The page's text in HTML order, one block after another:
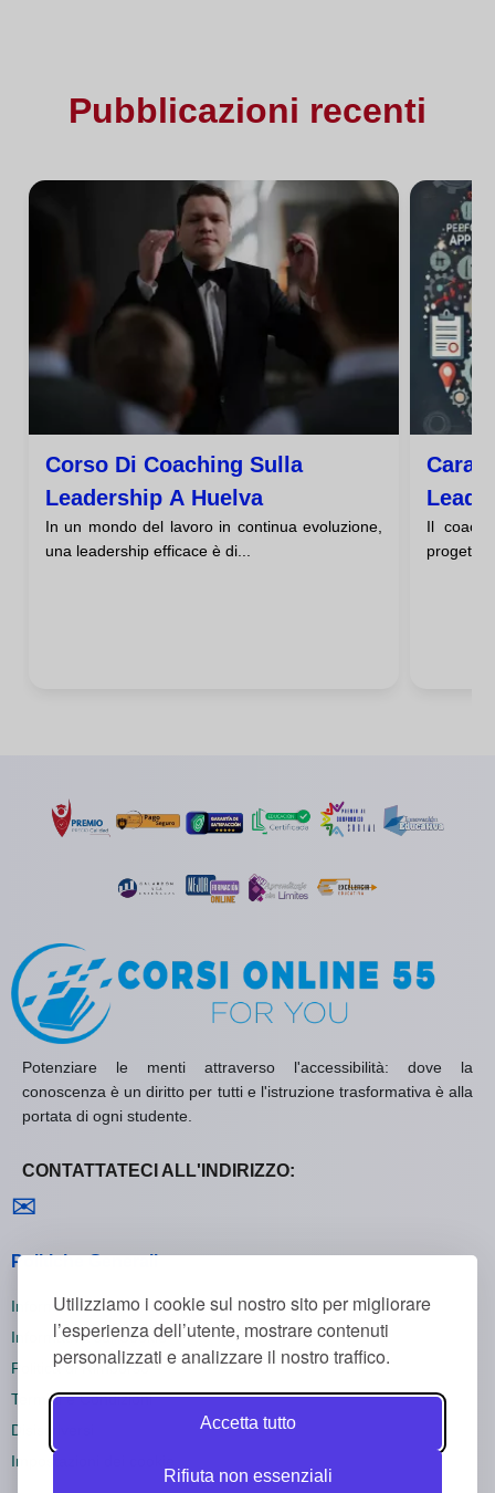
Utilizziamo i cookie sul nostro sito per migliorare
l’esperienza dell’utente, mostrare contenuti
personalizzati e analizzare il nostro traffico.
Accetta tutto
Rifiuta non essenziali
Pubblicazioni recenti
Corso Di Coaching Sulla
Leadership A Huelva
In un mondo del lavoro in continua evoluzione,
una leadership efficace è di...
Il
Potenziare le menti attraverso l'accessibilità: dove la
conoscenza è un diritto per tutti e l'istruzione trasformativa è alla
portata di ogni studente.
CONTATTATECI ALL'INDIRIZZO:
✉
Politiche Generali
Informativa sulla Privacy
Informativa sui Cookie
Politica di Rimborso
Termini e Condizioni
Disiscriversi
Impostazioni dei cookie